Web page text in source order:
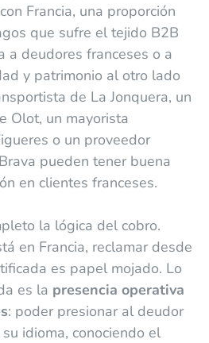
Francia, una proporción
que sufre el tejido B2B
a deudores franceses o a
y patrimonio al otro lado
de La Jonquera, un
Olot, un mayorista
o un proveedor
pueden tener buena
en clientes franceses.
la lógica del cobro.
en Francia, reclamar desde
es papel mojado. Lo
es la presencia operativa
: poder presionar al deudor
idioma, conociendo el